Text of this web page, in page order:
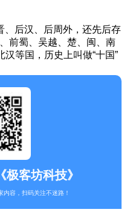
、后汉、后周外，还先后存
前蜀、吴越、楚、闽、南
等国，历史上叫做“十国”
客坊科技》
容，扫码关注不迷路！